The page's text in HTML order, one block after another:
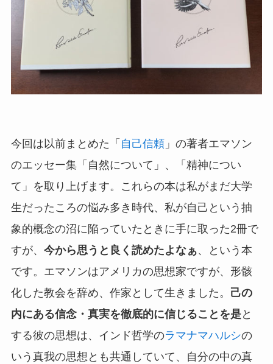
今回は以前まとめた「 自己信頼」の著者エマソン
のエッセー集「自然について」、「精神につい
て」を取り上げます。これらの本は私がまだ大学
生だったころの悩み多き時代、私が自己という抽
象的概念の沼に陥っていたときに手に取った2冊で
すが、 今から思うと良く読めたよなぁ、という本
です。エマソンはアメリカの思想家ですが、形骸
化した教会を辞め、作家として生きました。 己の
内にある信念・真実を徹底的に信じることを是と
する彼の思想は、インド哲学のラマナマハルシの
いう真我の思想とも共通していて、自分の中の真